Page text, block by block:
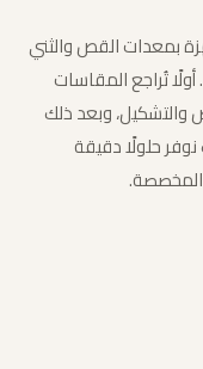
بمعدات القص والثني
أولًا تُراجع المقاسات
والتشكيل، وبعد ذلك
حلولًا دقيقة
المخصصة.